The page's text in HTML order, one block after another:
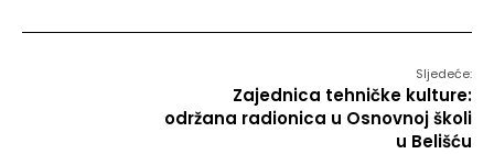
Sljedeće:
Zajednica tehničke kulture:
održana radionica u Osnovnoj školi
u Belišću